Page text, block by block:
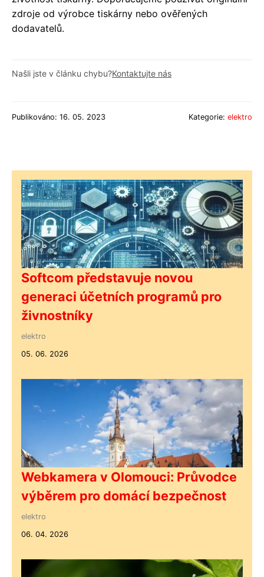
zdroje od výrobce tiskárny nebo ověřených
dodavatelů.
Našli jste v článku chybu?Kontaktujte nás
Publikováno: 16. 05. 2023 Kategorie: elektro
Softcom představuje novou
generaci účetních programů pro
živnostníky
elektro
05. 06. 2026
Webkamera v Olomouci: Průvodce
výběrem pro domácí bezpečnost
elektro
06. 04. 2026